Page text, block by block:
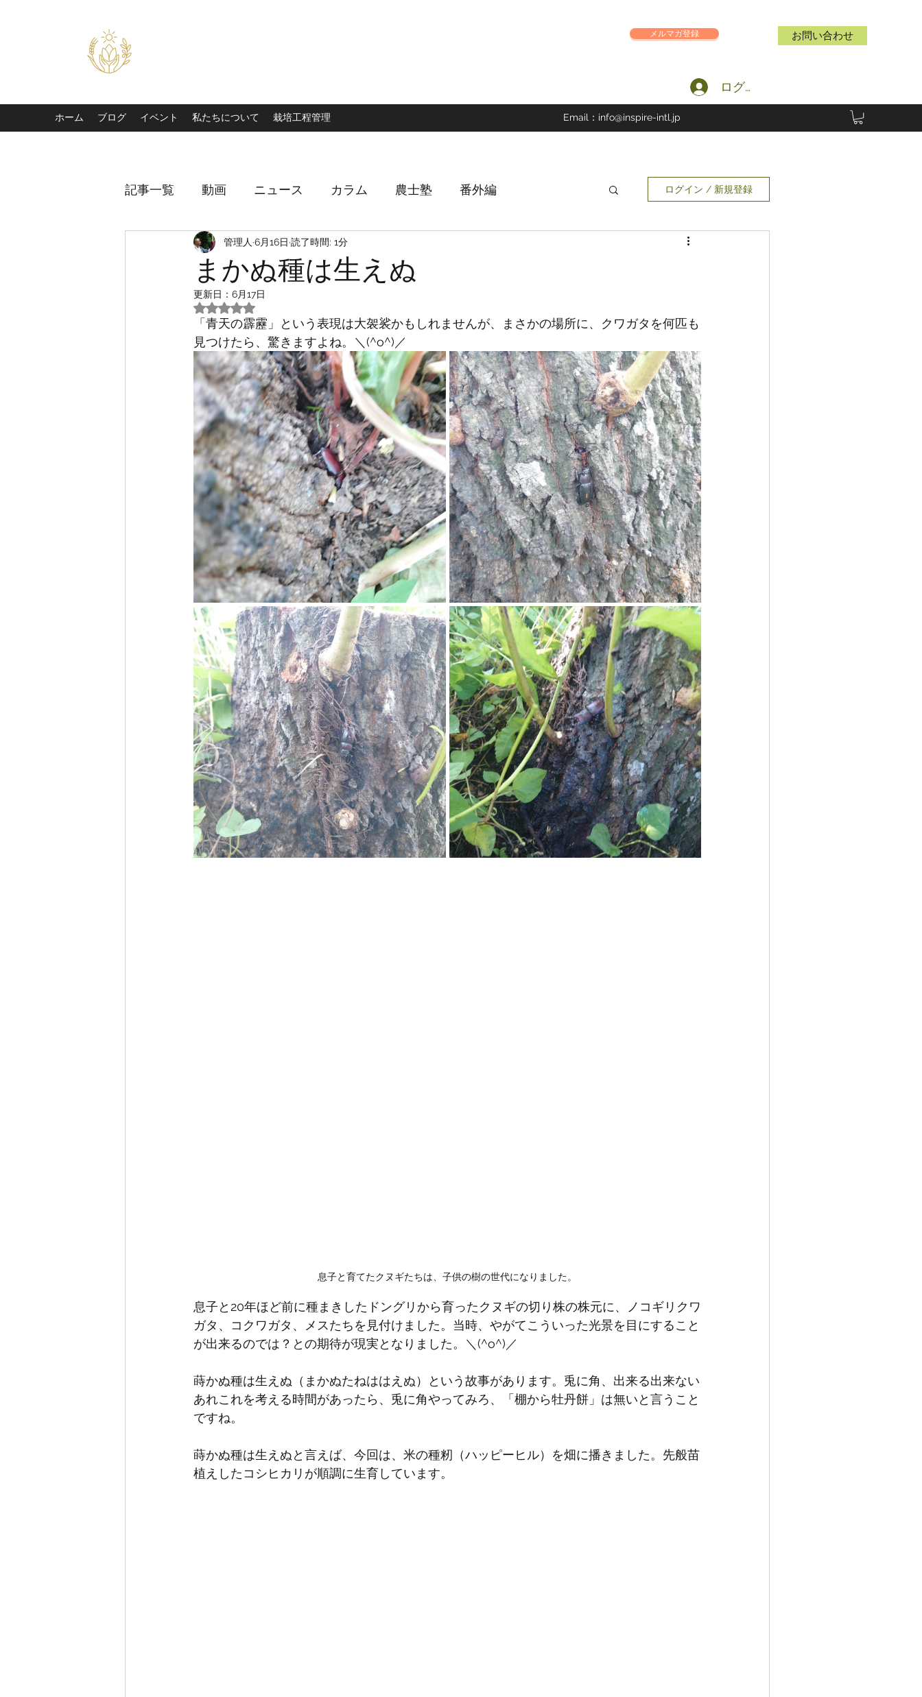
メルマガ登録 お問い合わせ
ホーム ブログ イベント 私たちについて 栽培工程管理 Email： info@inspire-intl.jp
ログイン
記事一覧 動画 ニュース カラム 農士塾 番外編 ログイン / 新規登録
まかぬ種は生えぬ
管理人 6月16日 読了時間: 1分
更新日： 6月17日
5つ星のうちNaNと評価されています。
「青天の霹靂」という表現は大袈裟かもしれませんが、まさかの場所に、クワガタを何匹も
見つけたら、驚きますよね。＼(^o^)／
息子と育てたクヌギたちは、子供の樹の世代になりました。
息子と20年ほど前に種まきしたドングリから育ったクヌギの切り株の株元に、ノコギリクワ
ガタ、コクワガタ、メスたちを見付けました。当時、やがてこういった光景を目にすること
が出来るのでは？との期待が現実となりました。＼(^o^)／
蒔かぬ種は生えぬ（まかぬたねははえぬ）という故事があります。兎に角、出来る出来ない
あれこれを考える時間があったら、兎に角やってみろ、「棚から牡丹餅」は無いと言うこと
ですね。
蒔かぬ種は生えぬと言えば、今回は、米の種籾（ハッピーヒル）を畑に播きました。先般苗
植えしたコシヒカリが順調に生育しています。